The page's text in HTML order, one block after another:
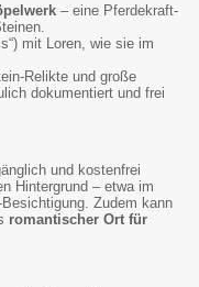
– eine Pferdekraft-
mit Loren, wie sie im
Relikte und große
dokumentiert und frei
und kostenfrei
Hintergrund – etwa im
Zudem kann
romantischer Ort für